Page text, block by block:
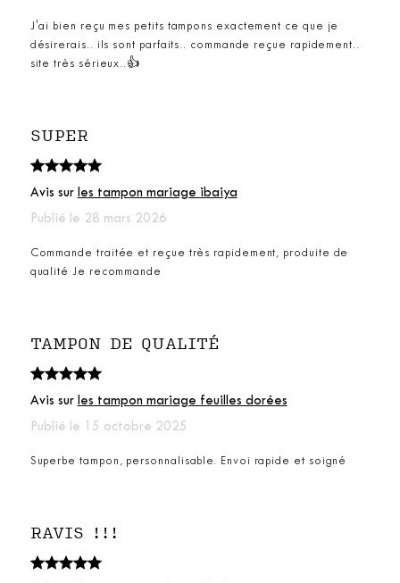
J'ai bien reçu mes petits tampons exactement ce que je
désirerais.. ils sont parfaits.. commande reçue rapidement..
site très sérieux..👍
SUPER
Avis sur les tampon mariage ibaiya
Publié le 28 mars 2026
Commande traitée et reçue très rapidement, produite de
qualité Je recommande
TAMPON DE QUALITÉ
Avis sur les tampon mariage feuilles dorées
Publié le 15 octobre 2025
Superbe tampon, personnalisable. Envoi rapide et soigné
RAVIS !!!